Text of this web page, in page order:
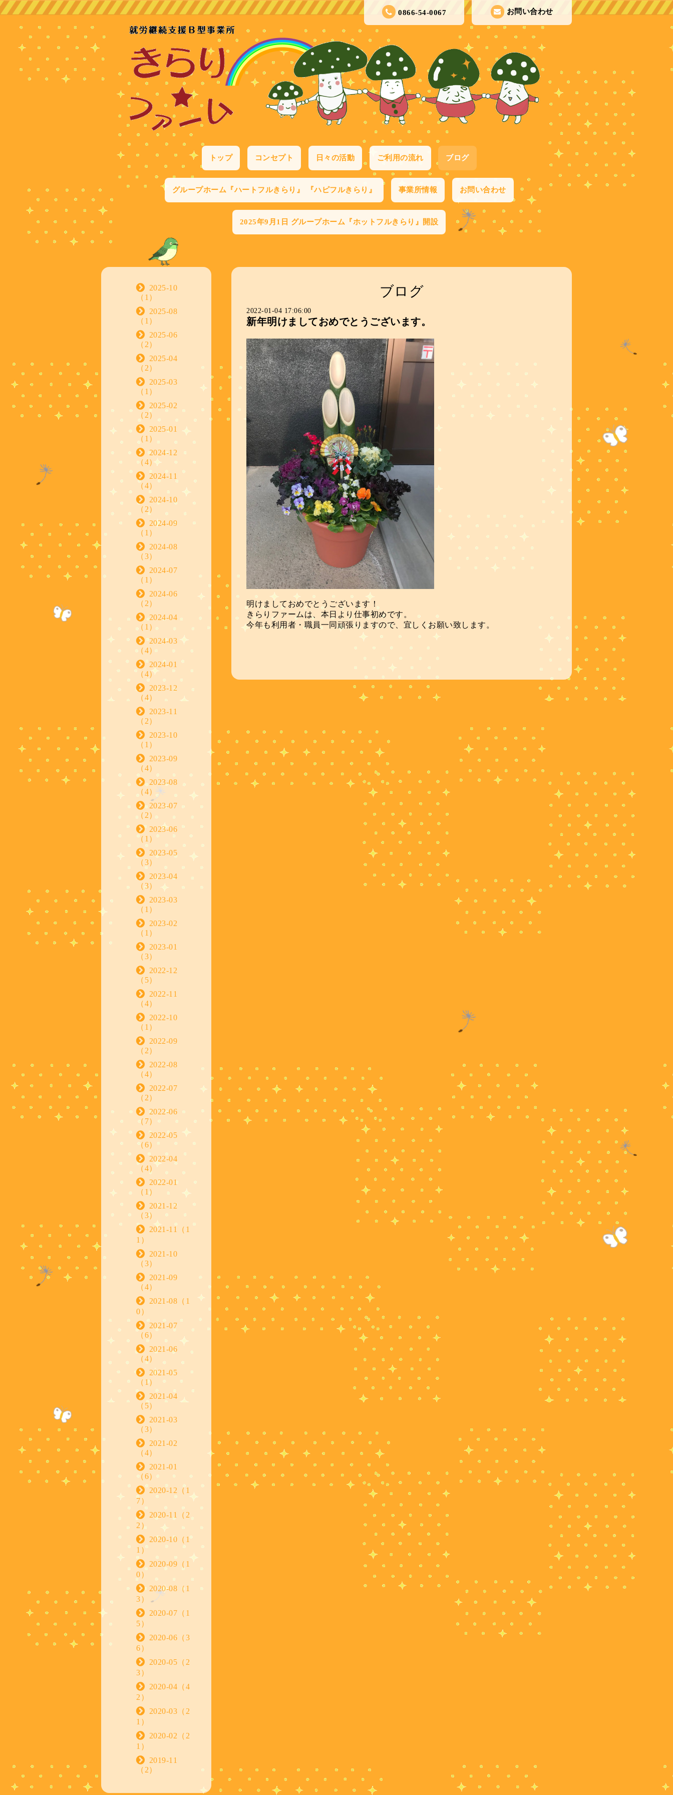
お問い合わせ
0866-54-0067
トップ コンセプト 日々の活動 ご利用の流れ ブログ
グループホーム『ハートフルきらり』 『ハピフルきらり』 事業所情報 お問い合わせ
2025年9月1日 グループホーム『ホットフルきらり』開設
ブログ
2022-01-04 17:06:00
新年明けましておめでとうございます。
明けましておめでとうございます！
きらりファームは、本日より仕事初めです。
今年も利用者・職員一同頑張りますので、宜しくお願い致します。
2025-10
（1）
2025-08
（1）
2025-06
（2）
2025-04
（2）
2025-03
（1）
2025-02
（2）
2025-01
（1）
2024-12
（4）
2024-11
（4）
2024-10
（2）
2024-09
（1）
2024-08
（3）
2024-07
（1）
2024-06
（2）
2024-04
（1）
2024-03
（4）
2024-01
（4）
2023-12
（4）
2023-11
（2）
2023-10
（1）
2023-09
（4）
2023-08
（4）
2023-07
（2）
2023-06
（1）
2023-05
（3）
2023-04
（3）
2023-03
（1）
2023-02
（1）
2023-01
（3）
2022-12
（5）
2022-11
（4）
2022-10
（1）
2022-09
（2）
2022-08
（4）
2022-07
（2）
2022-06
（7）
2022-05
（6）
2022-04
（4）
2022-01
（1）
2021-12
（3）
2021-11（1
1）
2021-10
（3）
2021-09
（4）
2021-08（1
0）
2021-07
（6）
2021-06
（4）
2021-05
（1）
2021-04
（5）
2021-03
（3）
2021-02
（4）
2021-01
（6）
2020-12（1
7）
2020-11（2
2）
2020-10（1
1）
2020-09（1
0）
2020-08（1
3）
2020-07（1
5）
2020-06（3
6）
2020-05（2
3）
2020-04（4
2）
2020-03（2
1）
2020-02（2
1）
2019-11
（2）